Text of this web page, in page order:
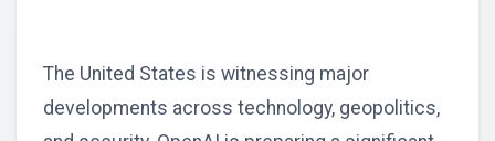
The United States is witnessing major
developments across technology, geopolitics,